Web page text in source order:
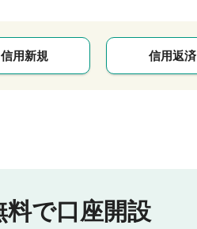
信用新規 信用返済
料で口座開設